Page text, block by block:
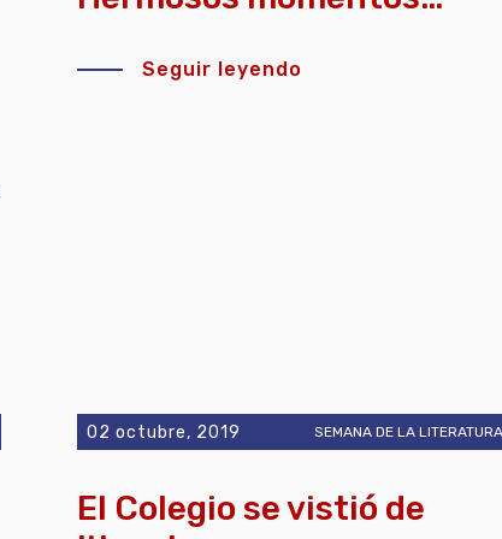
Seguir leyendo
02 octubre, 2019 SEMANA DE LA LITERATURA
El Colegio se vistió de